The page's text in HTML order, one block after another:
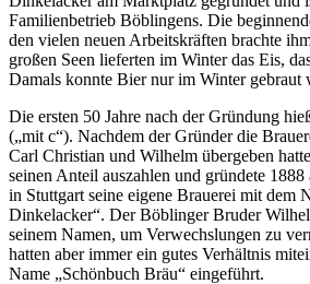
Familienbetrieb Böblingens. Die
den vielen neuen Arbeitskräften brachte
großen Seen lieferten im Winter das Eis,
Damals konnte Bier nur im Winter gebraut
Die ersten 50 Jahre nach der Gründung
(„mit c“). Nachdem der Gründer die
Carl Christian und Wilhelm übergeben
seinen Anteil auszahlen und gründete
in Stuttgart seine eigene Brauerei mit dem
Dinkelacker“. Der Böblinger Bruder
seinem Namen, um Verwechslungen zu
hatten aber immer ein gutes Verhältnis
Name „Schönbuch Bräu“ eingeführt.